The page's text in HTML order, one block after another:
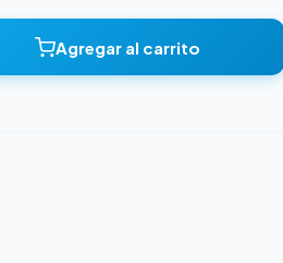
Agregar al carrito